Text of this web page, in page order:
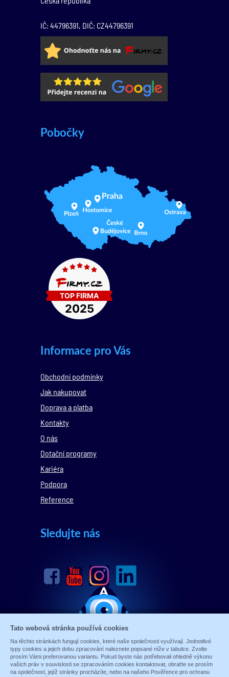
IČ: 44796391, DIČ: CZ44796391
Pobočky
Informace pro Vás
Obchodní podmínky
Jak nakupovat
Doprava a platba
Kontakty
O nás
Dotační programy
Kariéra
Podpora
Reference
Sledujte nás
Tato webová stránka používá cookies
Na těchto stránkách fungují cookies, které naše společnosti využívají. Jednotlivé
typy cookies a jejich dobu zpracování naleznete popsané níže v tabulce. Zvolte
prosím Vámi preferovanou variantu. Pokud byste nás potřebovali ohledně výkonu
vašich práv v souvislosti se zpracováním cookies kontaktovat, obraťte se prosím
na společnost, jejíž stránky procházíte, nebo na našeho Pověřence pro ochranu